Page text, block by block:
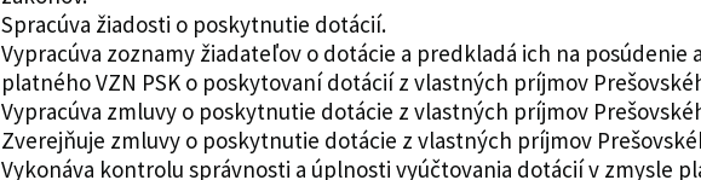
Spracúva žiadosti o poskytnutie dotácií.
Vypracúva zoznamy žiadateľov o dotácie a predkladá ich na posúdenie
platného VZN PSK o poskytovaní dotácií z vlastných príjmov
Vypracúva zmluvy o poskytnutie dotácie z vlastných príjmov
Zverejňuje zmluvy o poskytnutie dotácie z vlastných príjmov
Vykonáva kontrolu správnosti a úplnosti vyúčtovania dotácií v zmysle